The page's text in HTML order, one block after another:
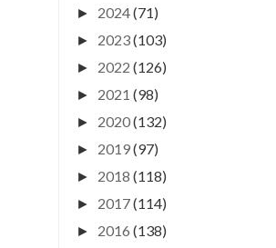
► 2024(71)
► 2023(103)
► 2022 (126)
► 2021 (98)
► 2020(132)
► 2019(97)
► 2018 (118)
► 2017(114)
► 2016 (138)